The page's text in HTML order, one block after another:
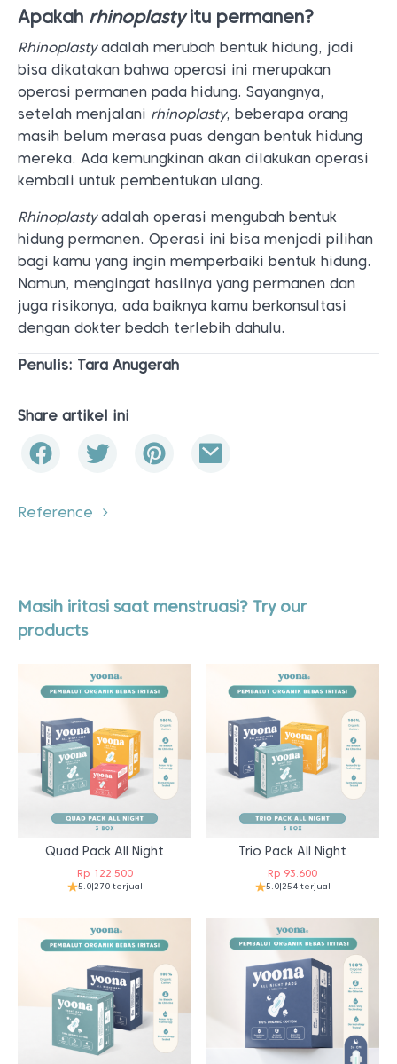
Apakah rhinoplastyitu permanen?
Rhinoplastyadalah merubah bentuk hidung, jadi
bisa dikatakan bahwa operasi ini merupakan
operasi permanen pada hidung. Sayangnya,
setelah menjalani rhinoplasty, beberapa orang
masih belum merasa puas dengan bentuk hidung
mereka. Ada kemungkinan akan dilakukan operasi
kembali untuk pembentukan ulang.
Rhinoplastyadalah operasi mengubah bentuk
hidung permanen. Operasi ini bisa menjadi pilihan
bagi kamu yang ingin memperbaiki bentuk hidung.
Namun, mengingat hasilnya yang permanen dan
juga risikonya, ada baiknya kamu berkonsultasi
dengan dokter bedah terlebih dahulu.
Penulis: Tara Anugerah
Share artikel ini
Reference
Masih iritasi saat menstruasi? Try our
products
Quad Pack All Night
Rp122.500
5.0|270 terjual
Trio Pack All Night
Rp 93.600
5.0|254 terjual